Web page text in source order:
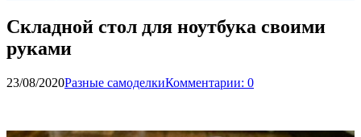
Складной стол для ноутбука своими
руками
23/08/2020Разные самоделкиКомментарии: 0